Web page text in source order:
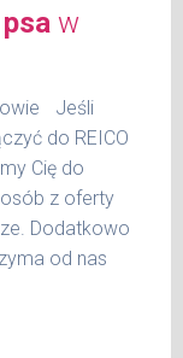
w
Jeśli
do REICO
Cię do
z oferty
Dodatkowo
od nas